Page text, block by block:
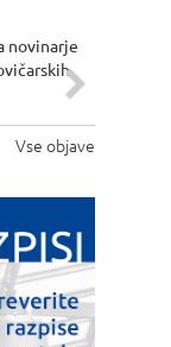
novinarje
Vse objave